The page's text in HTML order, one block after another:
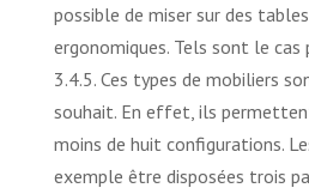
possible de miser sur des
ergonomiques. Tels sont le cas
3.4.5. Ces types de mobiliers
souhait. En effet, ils
moins de huit configurations.
exemple être disposées trois